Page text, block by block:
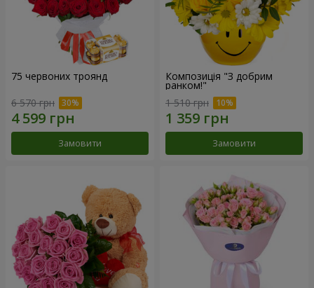
75 червоних троянд
6 570 грн
Замовити
Композиція "З добрим
ранком!"
1 510 грн
Замовити